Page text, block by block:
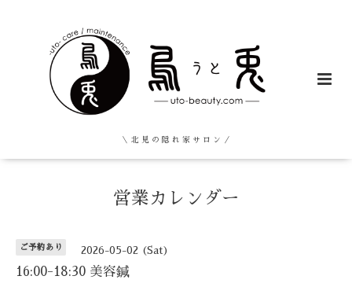
＼ 北 見 の 隠 れ 家 サ ロ ン ／
営業カレンダー
ご予約あり 2026-05-02 (Sat)
16:00-18:30 美容鍼